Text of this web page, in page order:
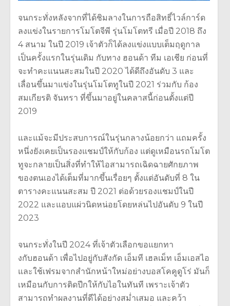
จนกระทั่งหลังจากที่ได้ชิมลางในการถือสิทธิ์ไวล์การ์ด
ลงแข่งในรายการโมโตจีพี รุ่นโมโตทรี เมื่อปี 2018 ถึง
4 สนาม ในปี 2019 เจ้าตัวก็ได้ลงแข่งแบบเต็มฤดูกาล
เป็นครั้งแรกในรุ่นเดิม กับทาง ฮอนด้า ทีม เอเชีย ก่อนที่
จะทำคะแนนสะสมในปี 2020 ได้ดีถึงอันดับ 3 และ
เลื่อนขึ้นมาแข่งในรุ่นโมโตทูในปี 2021 ร่วมกับ ก้อง
สมเกียรติ จันทรา ที่ขึ้นมาอยู่ในคลาสนี้ก่อนตั้งแต่ปี
2019
และแม้จะมีประสบการณ์ในรุ่นกลางน้อยกว่า แถมครั้ง
หนึ่งยังเคยเป็นรองแชมป์ให้กับก้อง แต่ดูเหมือนรถโมโต
ทูจะกลายเป็นสิ่งที่ทำให้ไอสามารถเฉิดฉายศักยภาพ
ของตนเองได้เต็มที่มากขึ้นเรื่อยๆ ตั้งแต่อันดับที่ 8 ใน
ตารางคะแนนสะสม ปี 2021 ต่อด้วยรองแชมป์ในปี
2022 และแอบแผ่วนิดหน่อยโดยหล่นไปอันดับ 9 ในปี
2023
จนกระทั่งในปี 2024 ที่เจ้าตัวเลือกขอแยกทา
งกับฮอนด้า เพื่อไปอยู่กับสังกัด เอ็มที เฮลเม็ท เอ็มเอสไอ
และใช้เฟรมจากสำนักหน้าใหม่อย่างบอสโคคูดูโร่ มันก็
เหมือนกับการติดปีกให้กับไอในทันที เพราะเจ้าตัว
สามารถทำผลงานที่ดีได้อย่างสม่ำเสมอ และคว้า